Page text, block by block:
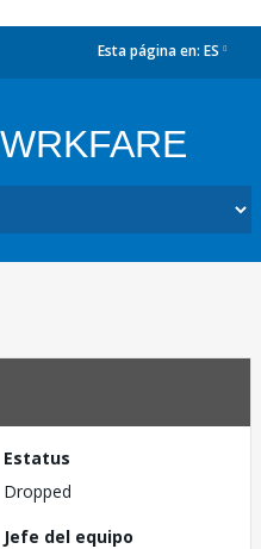
Esta página en: ES
Estatus
Dropped
Jefe del equipo